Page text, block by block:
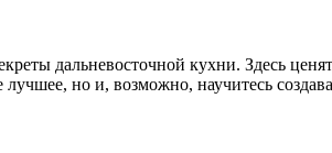
дальневосточной кухни. Здесь
но и, возможно, научитесь